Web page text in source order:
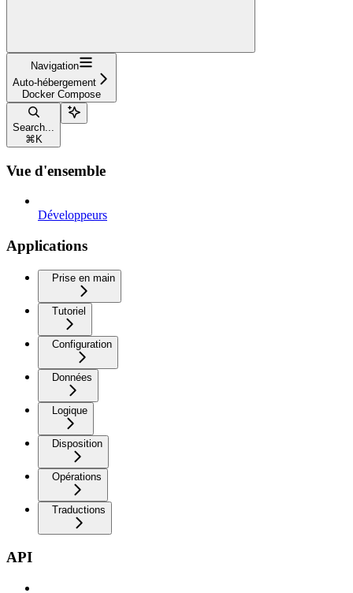
Navigation
Auto-hébergement
Docker Compose
Search...
⌘ K
Vue d'ensemble
Développeurs
Applications
Prise en main
Tutoriel
Configuration
Données
Logique
Disposition
Opérations
Traductions
API